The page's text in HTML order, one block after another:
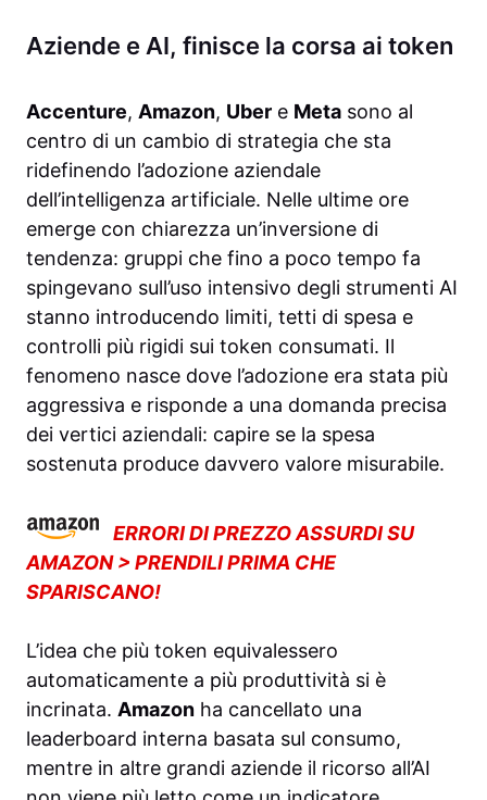
Aziende e AI, finisce la corsa ai token
Accenture, Amazon, Uber e Meta sono al
centro di un cambio di strategia che sta
ridefinendo l’adozione aziendale
dell’intelligenza artificiale. Nelle ultime ore
emerge con chiarezza un’inversione di
tendenza: gruppi che fino a poco tempo fa
spingevano sull’uso intensivo degli strumenti AI
stanno introducendo limiti, tetti di spesa e
controlli più rigidi sui token consumati. Il
fenomeno nasce dove l’adozione era stata più
aggressiva e risponde a una domanda precisa
dei vertici aziendali: capire se la spesa
sostenuta produce davvero valore misurabile.
ERRORI DI PREZZO ASSURDI SU
AMAZON > PRENDILI PRIMA CHE
SPARISCANO!
L’idea che più token equivalessero
automaticamente a più produttività si è
incrinata. Amazon ha cancellato una
leaderboard interna basata sul consumo,
mentre in altre grandi aziende il ricorso all’AI